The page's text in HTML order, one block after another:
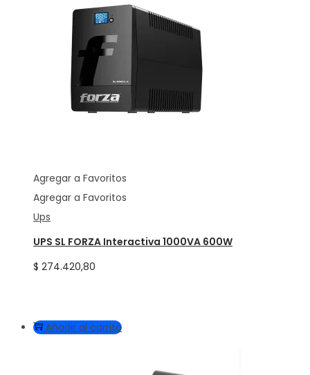
Agregar a Favoritos
Agregar a Favoritos
Ups
UPS SL FORZA Interactiva 1000VA 600W
$ 274.420,80
Añadir al carrito